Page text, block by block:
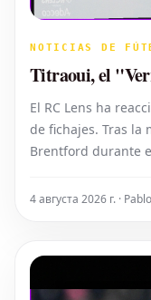
NOTICIAS DE
Titraoui, el
El RC Lens ha
de fichajes. Tras la
Brentford durante
ha dejado el
4 августа 2026 г. ·